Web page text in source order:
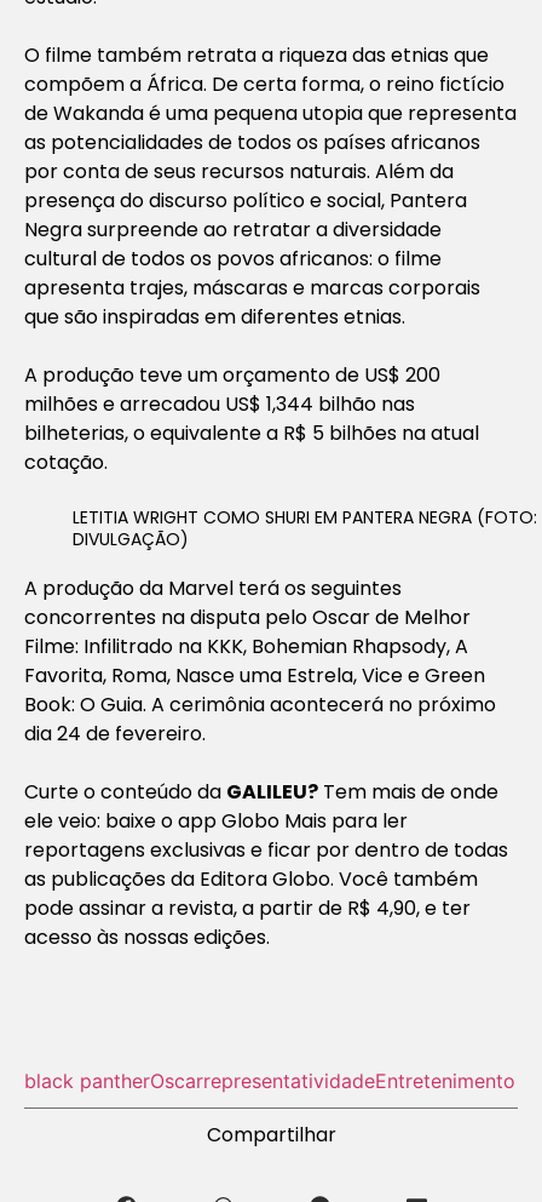
O filme também retrata a riqueza das etnias que
compõem a África. De certa forma, o reino fictício
de Wakanda é uma pequena utopia que representa
as potencialidades de todos os países africanos
por conta de seus recursos naturais. Além da
presença do discurso político e social, Pantera
Negrasurpreende ao retratar a diversidade
cultural de todos os povos africanos: o filme
apresenta trajes, máscaras e marcas corporais
que são inspiradas em diferentes etnias.
A produção teve um orçamento de US$ 200
milhões e arrecadou US$ 1,344 bilhão nas
bilheterias, o equivalente a R$ 5 bilhões na atual
cotação.
LETITIA WRIGHT COMO SHURI EM PANTERA NEGRA (FOTO:
DIVULGAÇÃO)
A produção da Marvel terá os seguintes
concorrentes na disputa pelo Oscar de Melhor
Filme: Infilitrado na KKK, Bohemian Rhapsody, A
Favorita, Roma, Nasce uma Estrela, Vice e Green
Book: O Guia. A cerimônia acontecerá no próximo
dia 24 de fevereiro.
Curte o conteúdo da GALILEU? Tem mais de onde
ele veio: baixe o app Globo Mais para ler
reportagens exclusivas e ficar por dentro de todas
as publicações da Editora Globo. Você também
pode assinar a revista, a partir de R$ 4,90, e ter
acesso às nossas edições.
black pantherOscarrepresentatividadeEntretenimento
Compartilhar